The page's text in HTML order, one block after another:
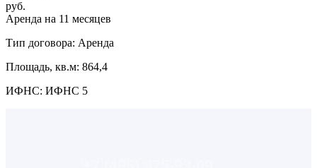
руб.
Аренда на 11 месяцев
Тип договора: Аренда
Площадь, кв.м: 864,4
ИФНС: ИФНС 5